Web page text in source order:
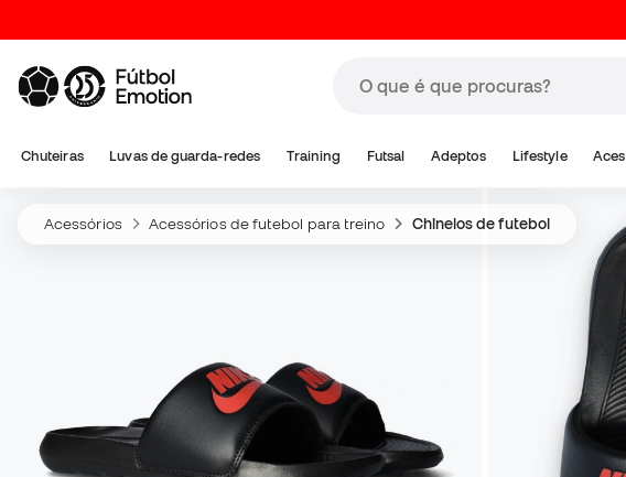
Chuteiras Luvas de guarda-redes Training Futsal Adeptos Lifestyle
Acessórios Acessórios de futebol para treino Chinelos de futebol